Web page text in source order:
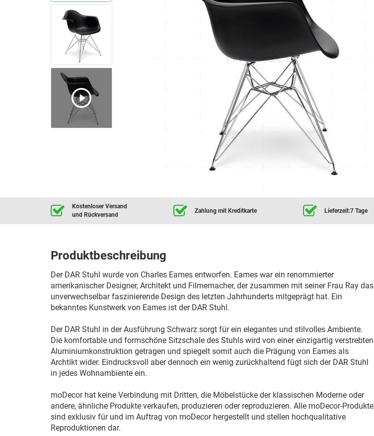
Kostenloser Versand
und Rückversand
Zahlung mit Kreditkarte Lieferzeit:7 Tage
Produktbeschreibung
Der DAR Stuhl wurde von Charles Eames entworfen. Eames war ein renommierter
amerikanischer Designer, Architekt und Filmemacher, der zusammen mit seiner Frau Ray das
unverwechselbar faszinierende Design des letzten Jahrhunderts mitgeprägt hat. Ein
bekanntes Kunstwerk von Eames ist der DAR Stuhl.
Der DAR Stuhl in der Ausführung Schwarz sorgt für ein elegantes und stilvolles Ambiente.
Die komfortable und formschöne Sitzschale des Stuhls wird von einer einzigartig verstrebten
Aluminiumkonstruktion getragen und spiegelt somit auch die Prägung von Eames als
Archtikt wider. Eindrucksvoll aber dennoch ein wenig zurückhaltend fügt sich der DAR Stuhl
in jedes Wohnambiente ein.
moDecor hat keine Verbindung mit Dritten, die Möbelstücke der klassischen Moderne oder
andere, ähnliche Produkte verkaufen, produzieren oder reproduzieren. Alle moDecor-Produkte
sind exklusiv für und im Auftrag von moDecor hergestellt und stellen hochqualitative
Reproduktionen dar.